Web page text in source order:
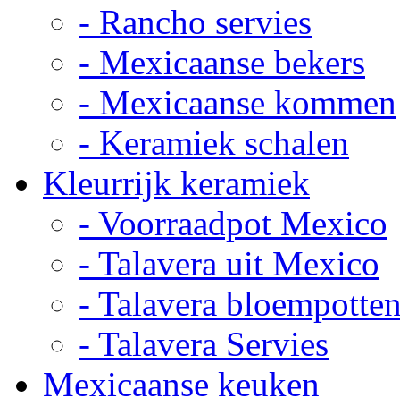
- Rancho servies
- Mexicaanse bekers
- Mexicaanse kommen
- Keramiek schalen
Kleurrijk keramiek
- Voorraadpot Mexico
- Talavera uit Mexico
- Talavera
- Talavera Servies
Mexicaanse keuken